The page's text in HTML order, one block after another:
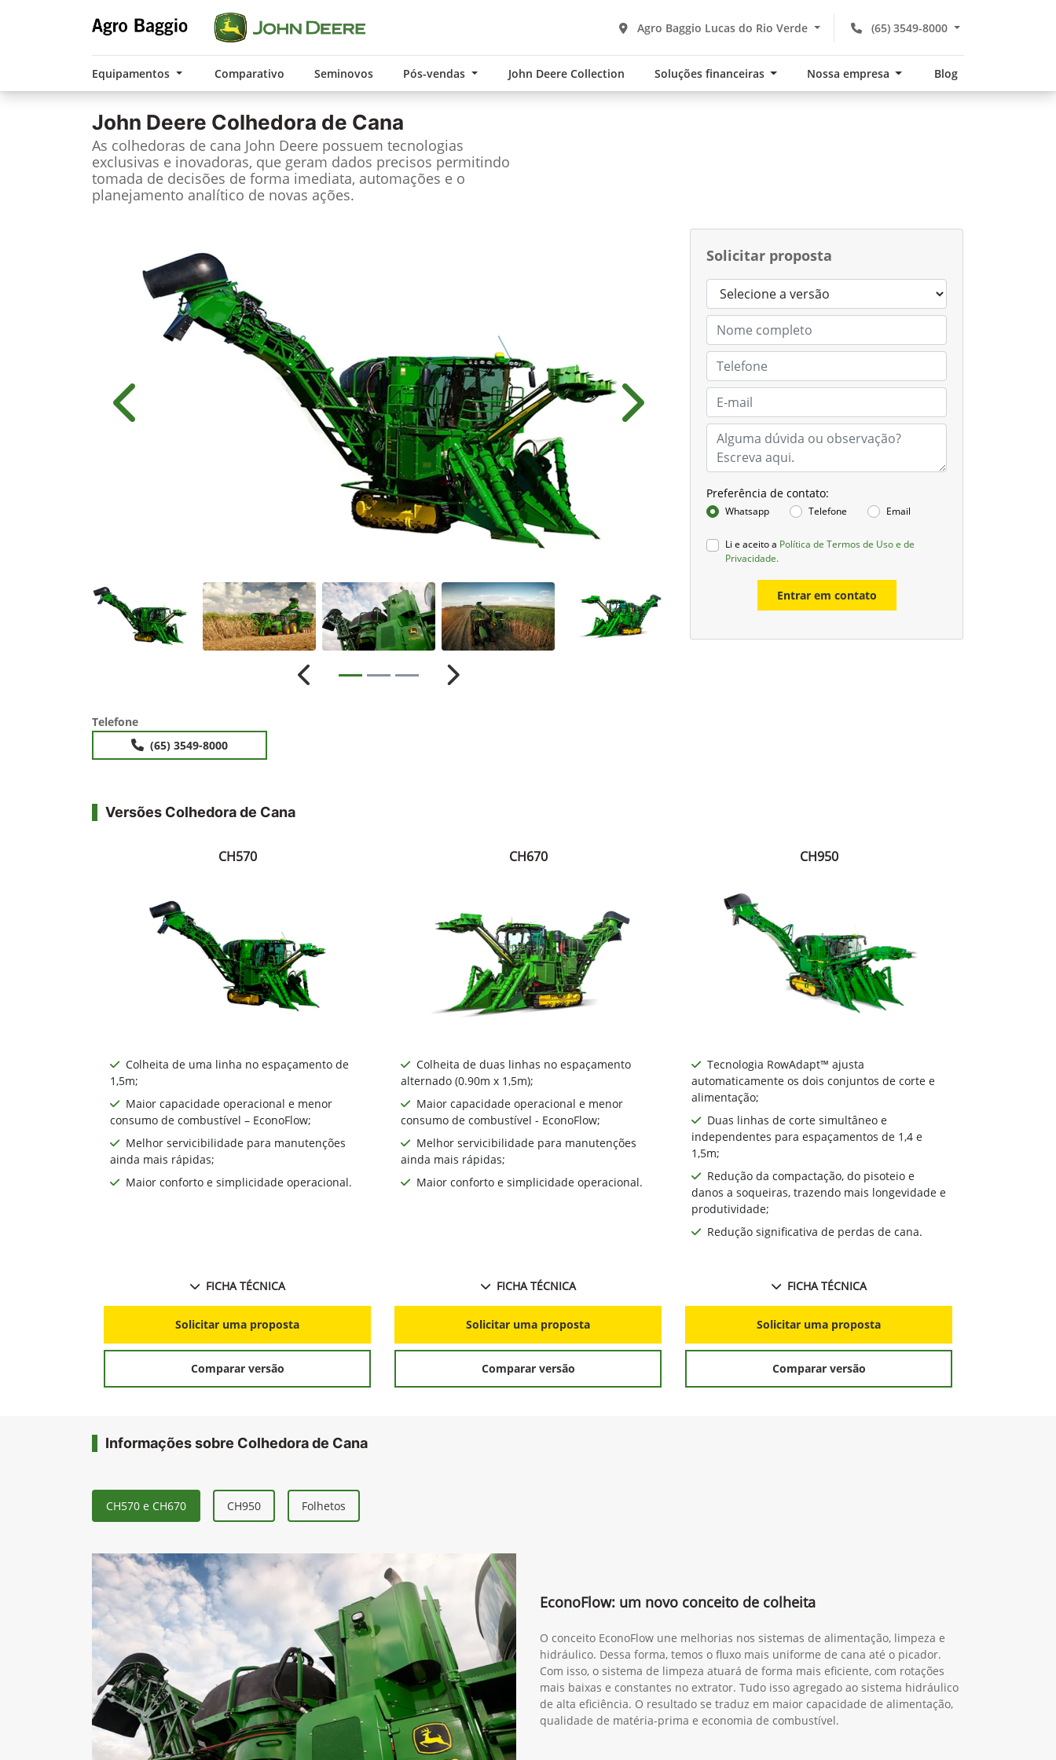
(65) 3549-8000
Agro Baggio Lucas do Rio Verde
Equipamentos Comparativo Seminovos Pós-vendas John Deere Collection Soluções financeiras Nossa empresa Blog
John Deere Colhedora de Cana
As colhedoras de cana John Deere possuem tecnologias
exclusivas e inovadoras, que geram dados precisos permitindo
tomada de decisões de forma imediata, automações e o
planejamento analítico de novas ações.
Solicitar proposta
Preferência de contato:
Whatsapp Telefone Email
Li e aceito a Política de Termos de Uso e de
Privacidade.
Entrar em contato
Anterior Próximo
Anterior Próximo
Telefone
(65) 3549-8000
Versões Colhedora de Cana
CH570
Colheita de uma linha no espaçamento de
1,5m;
Maior capacidade operacional e menor
consumo de combustível – EconoFlow;
Melhor servicibilidade para manutenções
ainda mais rápidas;
Maior conforto e simplicidade operacional.
FICHA TÉCNICA
Solicitar uma proposta
Comparar versão
CH670
Colheita de duas linhas no espaçamento
alternado (0.90m x 1,5m);
Maior capacidade operacional e menor
consumo de combustível - EconoFlow;
Melhor servicibilidade para manutenções
ainda mais rápidas;
Maior conforto e simplicidade operacional.
FICHA TÉCNICA
Solicitar uma proposta
Comparar versão
CH950
Tecnologia RowAdapt™ ajusta
automaticamente os dois conjuntos de corte e
alimentação;
Duas linhas de corte simultâneo e
independentes para espaçamentos de 1,4 e
1,5m;
Redução da compactação, do pisoteio e
danos a soqueiras, trazendo mais longevidade e
produtividade;
Redução significativa de perdas de cana.
FICHA TÉCNICA
Solicitar uma proposta
Comparar versão
Informações sobre Colhedora de Cana
CH570 e CH670 CH950 Folhetos
EconoFlow: um novo conceito de colheita
O conceito EconoFlow une melhorias nos sistemas de alimentação, limpeza e
hidráulico. Dessa forma, temos o fluxo mais uniforme de cana até o picador.
Com isso, o sistema de limpeza atuará de forma mais eficiente, com rotações
mais baixas e constantes no extrator. Tudo isso agregado ao sistema hidráulico
de alta eficiência. O resultado se traduz em maior capacidade de alimentação,
qualidade de matéria-prima e economia de combustível.